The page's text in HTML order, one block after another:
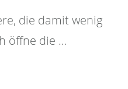
die damit wenig
öffne die …